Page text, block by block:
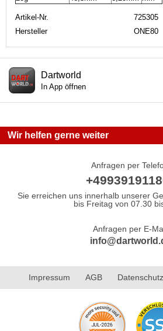
Artikel-Nr.
725305
Hersteller
ONE80
Dartworld
In App öffnen
Wir helfen gerne weiter
Anfragen per
Sie erreichen uns innerhalb unserer
bis Freitag von 07.30
Anfragen per E-
Impressum AGB Datenschutz